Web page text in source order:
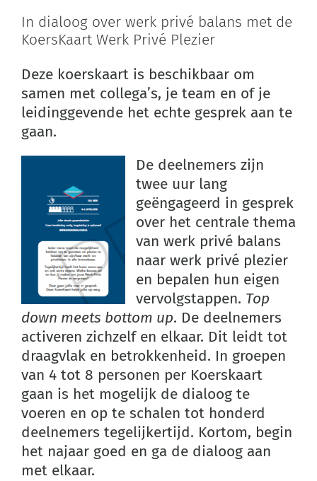
In dialoog over werk privé balans met de
KoersKaart Werk Privé Plezier
Deze koerskaart is beschikbaar om
samen met collega’s, je team en of je
leidinggevende het echte gesprek aan te
gaan.
De deelnemers zijn
twee uur lang
geëngageerd in gesprek
over het centrale thema
van werk privé balans
naar werk privé plezier
en bepalen hun eigen
vervolgstappen. Top
down meets bottom up. De deelnemers
activeren zichzelf en elkaar. Dit leidt tot
draagvlak en betrokkenheid. In groepen
van 4 tot 8 personen per Koerskaart
gaan is het mogelijk de dialoog te
voeren en op te schalen tot honderd
deelnemers tegelijkertijd. Kortom, begin
het najaar goed en ga de dialoog aan
met elkaar.